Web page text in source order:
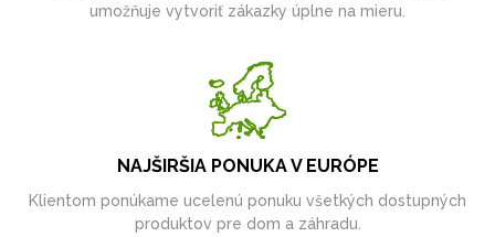
umožňuje vytvoriť zákazky úplne na mieru.
NAJŠIRŠIA PONUKA V EURÓPE
Klientom ponúkame ucelenú ponuku všetkých dostupných
produktov pre dom a záhradu.